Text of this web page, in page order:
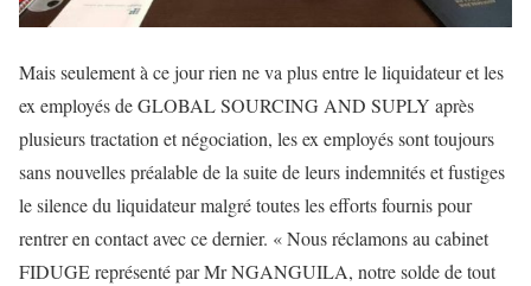
Mais seulement à ce jour rien ne va plus entre le liquidateur et les
ex employés de GLOBAL SOURCING AND SUPLY après
plusieurs tractation et négociation, les ex employés sont toujours
sans nouvelles préalable de la suite de leurs indemnités et fustiges
le silence du liquidateur malgré toutes les efforts fournis pour
rentrer en contact avec ce dernier. « Nous réclamons au cabinet
FIDUGE représenté par Mr NGANGUILA, notre solde de tout